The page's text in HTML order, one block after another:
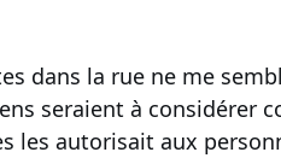
dans la rue ne me
seraient à considérer
les autorisait aux